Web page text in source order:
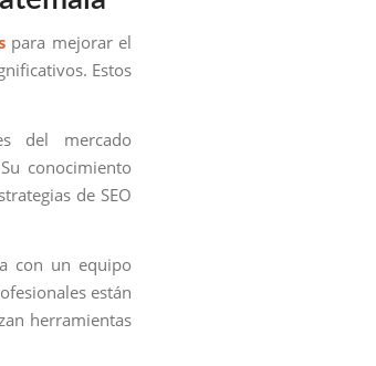
para mejorar el
Estos
del mercado
conocimiento
de SEO
con un equipo
están
herramientas